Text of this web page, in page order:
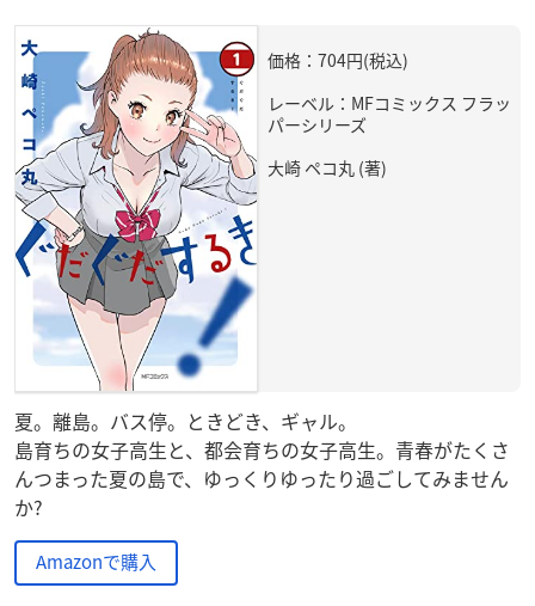
価格：704円(税込)
レーベル：MFコミックス フラッ
パーシリーズ
大崎 ペコ丸 (著)
夏。離島。バス停。ときどき、ギャル。
島育ちの女子高生と、都会育ちの女子高生。青春がたくさ
んつまった夏の島で、ゆっくりゆったり過ごしてみません
か?
Amazonで購入